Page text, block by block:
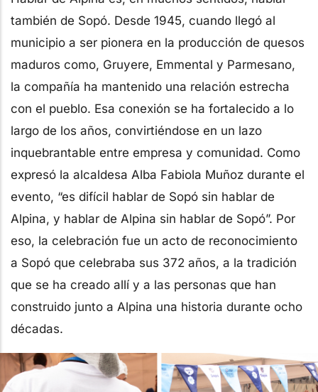
también de Sopó. Desde 1945, cuando llegó al
municipio a ser pionera en la producción de quesos
maduros como, Gruyere, Emmental y Parmesano,
la compañía ha mantenido una relación estrecha
con el pueblo. Esa conexión se ha fortalecido a lo
largo de los años, convirtiéndose en un lazo
inquebrantable entre empresa y comunidad. Como
expresó la alcaldesa Alba Fabiola Muñoz durante el
evento, “es difícil hablar de Sopó sin hablar de
Alpina, y hablar de Alpina sin hablar de Sopó”. Por
eso, la celebración fue un acto de reconocimiento
a Sopó que celebraba sus 372 años, a la tradición
que se ha creado allí y a las personas que han
construido junto a Alpina una historia durante ocho
décadas.